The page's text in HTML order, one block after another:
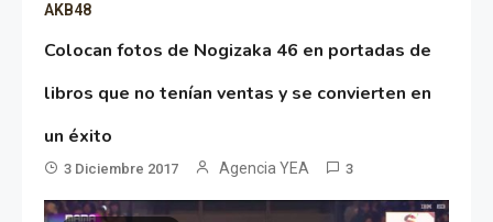
AKB48
Colocan fotos de Nogizaka 46 en portadas de
libros que no tenían ventas y se convierten en
un éxito
3 Diciembre 2017 Agencia YEA 3